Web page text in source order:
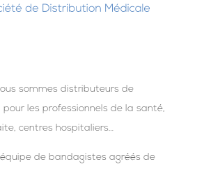
sommes distributeurs de
les professionnels de la santé,
centres hospitaliers…
de bandagistes agréés de